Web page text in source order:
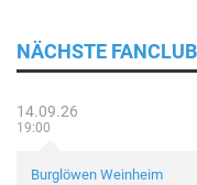
NÄCHSTE
14.09.26
19:00
Burglöwen Weinheim